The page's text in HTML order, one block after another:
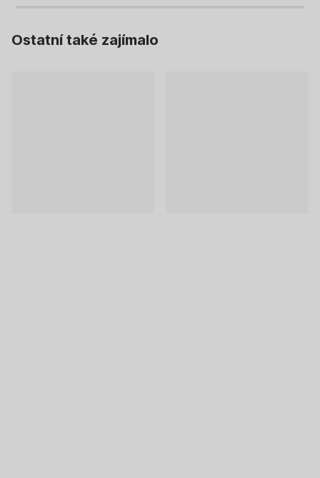
Ostatní také zajímalo